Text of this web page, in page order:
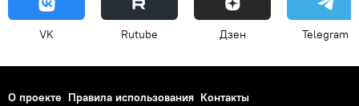
VK Rutube Дзен Telegram
О проекте Правила использования Контакты